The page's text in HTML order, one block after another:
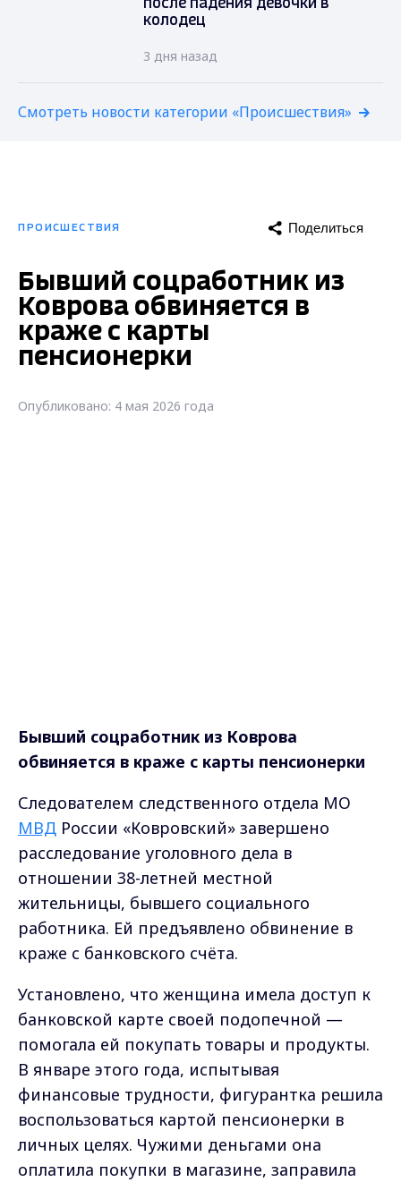
после падения девочки в
колодец
3 дня назад
Смотреть новости категории «Происшествия»
ПРОИСШЕСТВИЯ Поделиться
Бывший соцработник из
Коврова обвиняется в
краже с карты
пенсионерки
Опубликовано: 4 мая 2026 года
Бывший соцработник из Коврова
обвиняется в краже с карты пенсионерки
Следователем следственного отдела МО
МВД России «Ковровский» завершено
расследование уголовного дела в
отношении 38-летней местной
жительницы, бывшего социального
работника. Ей предъявлено обвинение в
краже с банковского счёта.
Установлено, что женщина имела доступ к
банковской карте своей подопечной —
помогала ей покупать товары и продукты.
В январе этого года, испытывая
финансовые трудности, фигурантка решила
воспользоваться картой пенсионерки в
личных целях. Чужими деньгами она
оплатила покупки в магазине, заправила